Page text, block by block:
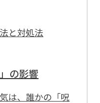
と対処法
の影響
は、誰かの「呪